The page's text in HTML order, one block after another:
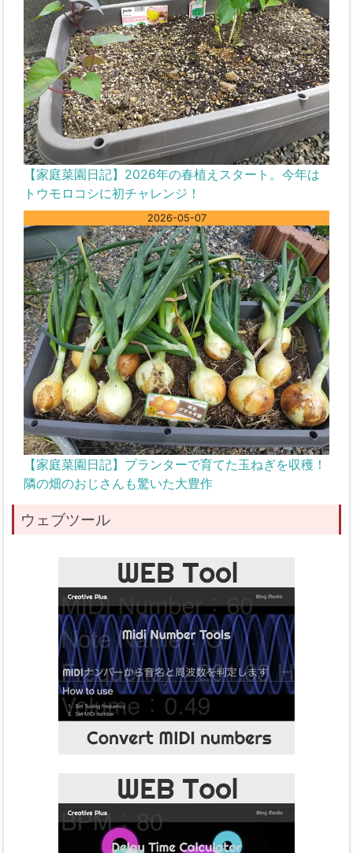
【家庭菜園日記】2026年の春植えスタート。今年は
トウモロコシに初チャレンジ！
2026-05-07
【家庭菜園日記】プランターで育てた玉ねぎを収穫！
隣の畑のおじさんも驚いた大豊作
ウェブツール